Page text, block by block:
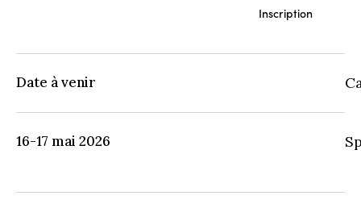
Inscription
Date à venir
16-17 mai 2026